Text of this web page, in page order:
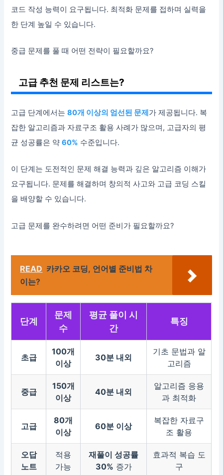
코드 작성 능력이 요구됩니다. 최적화 문제를 접하며 실력을
한 단계 높일 수 있습니다.
중급 문제를 풀 때 어떤 전략이 필요할까요?
고급 추천 문제 리스트는?
고급 단계에서는80개 이상의 엄선된 문제가 제공됩니다. 복
잡한 알고리즘과 자료구조 활용 사례가 많으며, 고급자의 평
균 성공률은 약60% 수준입니다.
이 단계는 도전적인 문제 해결 능력과 깊은 알고리즘 이해가
요구됩니다. 문제를 해결하며 창의적 사고와 고급 코딩 스킬
을 배양할 수 있습니다.
고급 문제를 완수하려면 어떤 준비가 필요할까요?
READ 카카오 코딩, 언어별 준비법 차
이는?
단계
문제
수
평균 풀이 시
간
특징
초급
100개
이상
30분 내외
기초 문법과 알
고리즘
중급
150개
이상
40분 내외
알고리즘 응용
과 최적화
고급
80개
이상
60분 이상
복잡한 자료구
조 활용
오답
노트
적용
가능
재풀이 성공률
30% 증가
효과적 복습 도
구